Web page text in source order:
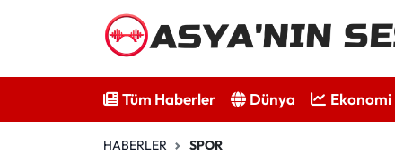
Tüm Haberler Dünya Ekonomi
HABERLER SPOR